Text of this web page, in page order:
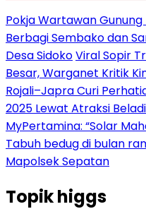
Pokja Wartawan
Berbagi Sembako dan
Desa SidokoViral Sopir
Besar, Warganet Kritik
Rojali–Japra Curi
2025 Lewat Atraksi
MyPertamina: “Solar
Tabuh bedug di bulan
Mapolsek Sepatan
Topikhiggs